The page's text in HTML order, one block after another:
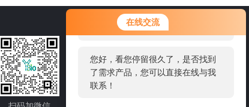
在线交流
您好！欢迎前来咨询，很高兴为您
服务，请问您要咨询什么问题呢？
您好，看您停留很久了，是否找到
了需求产品，您可以直接在线与我
联系！
邮箱：sale1@shybsw.net
地址：上海市沪闵路6088号龙之梦大厦8